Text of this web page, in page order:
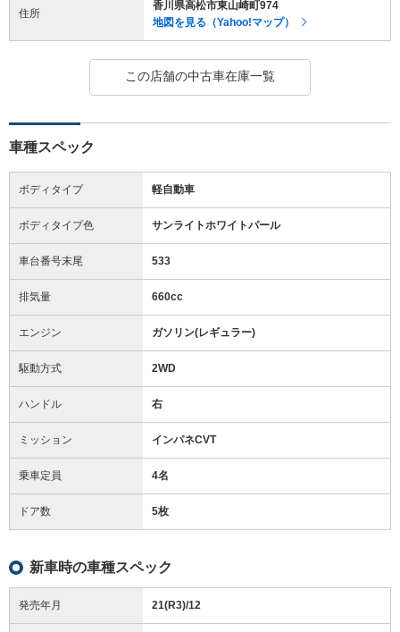
住所
香川県高松市東山崎町974
地図を見る（Yahoo!マップ）
この店舗の中古車在庫一覧
車種スペック
ボディタイプ 軽自動車
ボディタイプ色 サンライトホワイトパール
車台番号末尾 533
排気量 660cc
エンジン ガソリン(レギュラー)
駆動方式 2WD
ハンドル 右
ミッション インパネCVT
乗車定員 4名
ドア数 5枚
新車時の車種スペック
発売年月 21(R3)/12